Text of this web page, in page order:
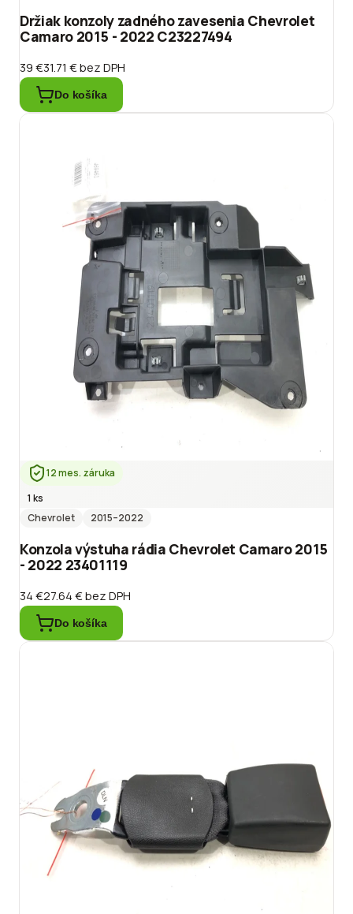
Držiak konzoly zadného zavesenia Chevrolet
Camaro 2015 - 2022 C23227494
39 €31.71 €bez DPH
Do košíka
12 mes. záruka
1 ks
Chevrolet
2015–2022
Konzola výstuha rádia Chevrolet Camaro 2015
- 2022 23401119
34 €27.64 €bez DPH
Do košíka